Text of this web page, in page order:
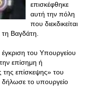
επισκέφθηκε
αυτή την πόλη
που διεκδικείται
Βαγδάτη.
του Υπουργείου
επίσημη ή
επίσκεψης» του
το υπουργείο